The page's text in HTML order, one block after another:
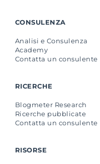
CONSULENZA
Analisi e Consulenza
Academy
Contatta un consulente
RICERCHE
Blogmeter Research
Ricerche pubblicate
Contatta un consulente
RISORSE